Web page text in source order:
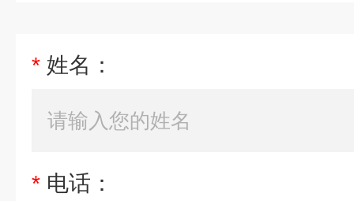
* 姓名：
* 电话：